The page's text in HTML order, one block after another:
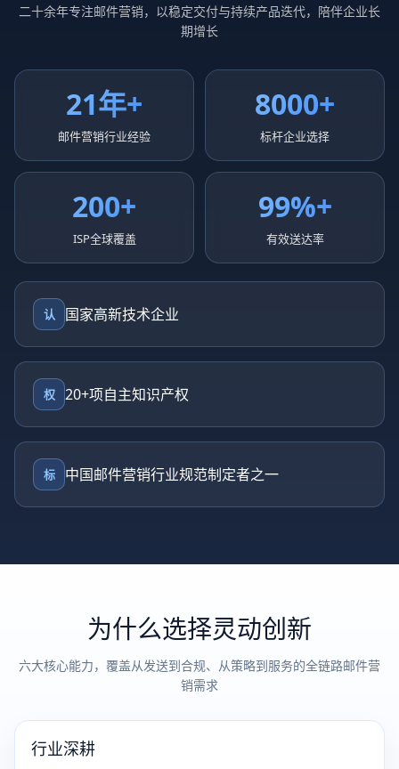
二十余年专注邮件营销，以稳定交付与持续产品迭代，陪伴企业长
期增长
21年+
邮件营销行业经验
8000+
标杆企业选择
200+
ISP全球覆盖
99%+
有效送达率
认 国家高新技术企业
权 20+项自主知识产权
标 中国邮件营销行业规范制定者之一
为什么选择灵动创新
六大核心能力，覆盖从发送到合规、从策略到服务的全链路邮件营
销需求
行业深耕